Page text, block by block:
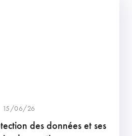
15/06/26
des données et ses